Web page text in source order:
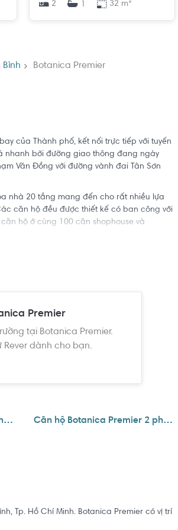
2
1 32 m²
Bình Botanica Premier
của Thành phố, kết nối trực tiếp với tuyến
nhanh bởi đường giao thông đang ngày
Văn Đồng với đường vành đai Tân Sơn
nhà 20 tầng mang đến cho rất nhiều lựa
căn hộ đều được thiết kế có ban công với
hộ ở cùng 100 căn shophouse và
bất động sản Tây Tp.HCM (gồm quận
chúng tôi cho là tin cậy. Tuy nhiên, dự án
năng nên sẽ có những thông tin chưa
xem đây là nguồn tham khảo.
Premier
tại Botanica Premier.
Rever dành cho bạn.
Căn hộ Botanica Premier 1 phòng ngủ
Căn hộ Botanica Premier 2 phòng ngủ
Tp. Hồ Chí Minh. Botanica Premier có vị trí